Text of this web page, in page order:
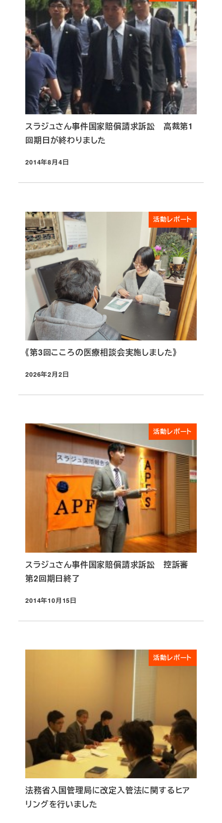
スラジュさん事件国家賠償請求訴訟 高裁第1
回期日が終わりました
投稿日
2014年8月4日
活動レポート
《第3回こころの医療相談会実施しました》
投稿日
2026年2月2日
活動レポート
スラジュさん事件国家賠償請求訴訟 控訴審
第2回期日終了
投稿日
2014年10月15日
活動レポート
法務省入国管理局に改定入管法に関するヒア
リングを行いました